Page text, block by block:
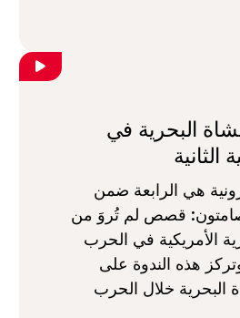
البحرية في
الثانية
هي الرابعة ضمن
قصص لم تُروَ من
الأمريكية في الحرب
وتركز هذه الندوة على
البحرية خلال الحرب